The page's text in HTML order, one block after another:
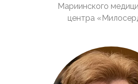
Мариинского
центра